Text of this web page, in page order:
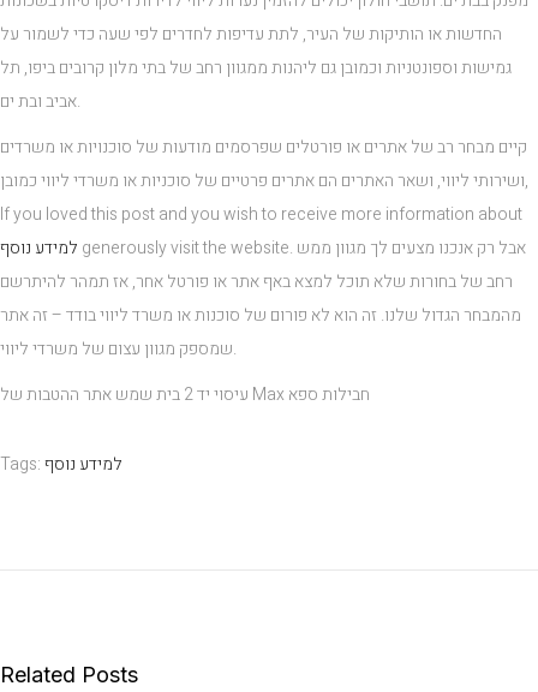
החדשות או הותיקות של העיר, לתת עדיפות לחדרים לפי שעה כדי לשמור על
גמישות וספונטניות וכמובן גם ליהנות ממגוון רחב של בתי מלון קרובים ביפו, תל
אביב ובת ים.
קיים מבחר רב של אתרים או פורטלים שפרסמים מודעות של סוכנויות או משרדים
ושירותי ליווי, ושאר האתרים הם אתרים פרטיים של סוכניות או משרדי ליווי כמובן,
If you loved this post and you wish to receive more information about
למידע נוסף generously visit the website. אבל רק אנכנו מצעים לך מגוון ממש
רחב של בחורות שלא תוכל למצא באף אתר או פורטל אחר, אז תמהר להיתרשם
מהמבחר הגדול שלנו. זה הוא לא פורום של סוכנות או משרד ליווי בודד – זה אתר
שמספק מגוון עצום של משרדי ליווי.
עיסוי יד 2 בית שמש אתר ההטבות של Max חבילות ספא
Tags:למידע נוסף
ד
Related Posts